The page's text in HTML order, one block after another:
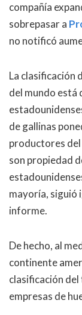
compañía
sobrepasar a
no notificó
La clasificación
del mundo está
de gallinas
productores del
son propiedad
mayoría, siguió
informe.
De hecho, al
continente
clasificación del
empresas de